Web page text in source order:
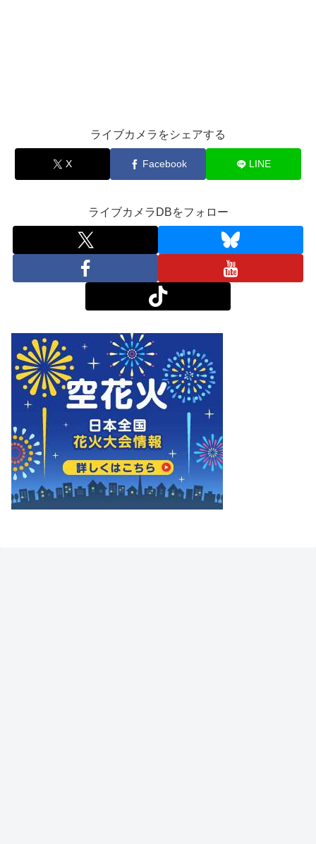
ライブカメラをシェアする
X Facebook LINE
ライブカメラDBをフォロー